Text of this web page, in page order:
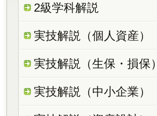
2級学科解説
実技解説（個人資産）
実技解説（生保・損保）
実技解説（中小企業）